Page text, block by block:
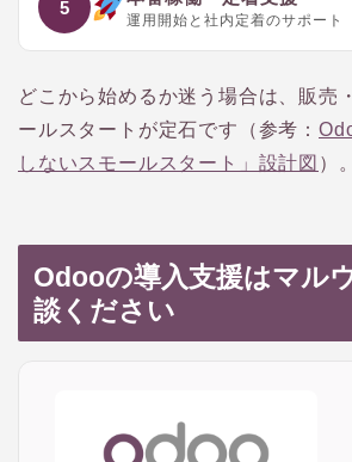
5
運用開始と社内定着のサポート
どこから始めるか迷う場合は、販売
ールスタートが定石です（参考：
しないスモールスタート」設計図 ）。
Odooの導入支援はマル
談ください